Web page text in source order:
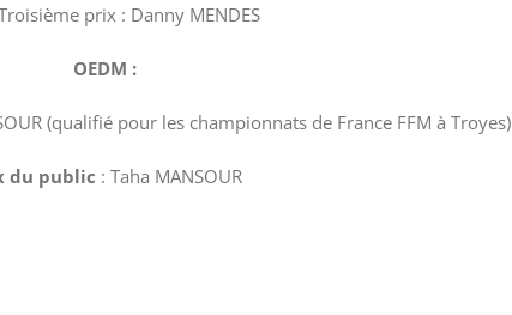
prix : Danny MENDES
OEDM :
(qualifié pour les championnats de France FFM à Troyes)
du public : Taha MANSOUR